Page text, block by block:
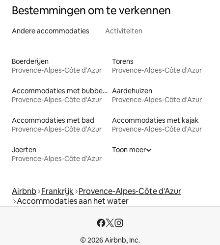
Bestemmingen om te verkennen
Andere accommodaties Activiteiten
Boerderijen
Provence-Alpes-Côte d'Azur
Torens
Provence-Alpes-Côte d'Azur
Accommodaties met bubbelbad
Provence-Alpes-Côte d'Azur
Aardehuizen
Provence-Alpes-Côte d'Azur
Accommodaties met bad
Provence-Alpes-Côte d'Azur
Accommodaties met kajak
Provence-Alpes-Côte d'Azur
Joerten
Provence-Alpes-Côte d'Azur
Toon meer
Airbnb Frankrijk Provence-Alpes-Côte d'Azur
Accommodaties aan het water
© 2026 Airbnb, Inc.